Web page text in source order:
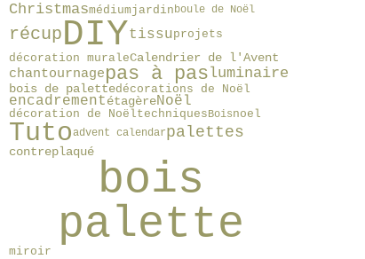
Christmasmédiumjardinboule de Noël
récupDIYtissuprojets
décoration muraleCalendrier de l'Avent
chantournagepas à pasluminaire
bois de palettedécorations de Noël
encadrementétagèreNoël
décoration de NoëltechniquesBoisnoel
Tutoadvent calendarpalettes
contreplaqué
bois
palette
miroir